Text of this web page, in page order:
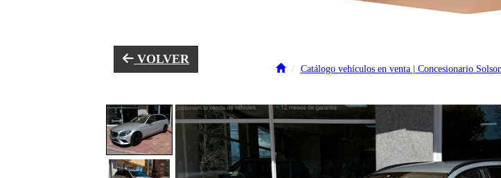
Catálogo vehículos en venta | Concesionario
VOLVER